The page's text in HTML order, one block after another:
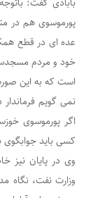
پورموسوی هم در
عده ای در قطع
خود و مردم
است که به این
نمی گویم
اگر پورموسوی
کسی باید جوابگوی
وی در پایان نیز
وزارت نفت، نگاه